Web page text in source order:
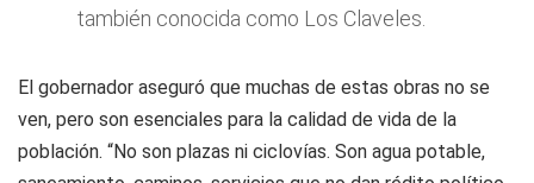
también conocida como Los Claveles.
El gobernador aseguró que muchas de estas obras no se
ven, pero son esenciales para la calidad de vida de la
población. “No son plazas ni ciclovías. Son agua potable,